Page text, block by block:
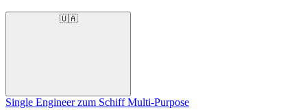
🇺🇦
Single Engineer zum Schiff Multi-Purpose